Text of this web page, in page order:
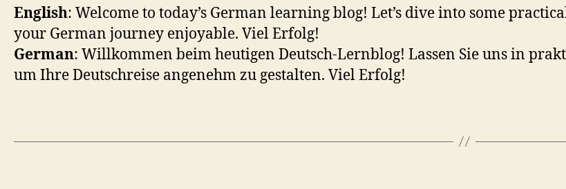
English: Welcome to today’s German learning blog! Let’s dive into some
your German journey enjoyable. Viel Erfolg!
German: Willkommen beim heutigen Deutsch-Lernblog! Lassen Sie uns in
um Ihre Deutschreise angenehm zu gestalten. Viel Erfolg!